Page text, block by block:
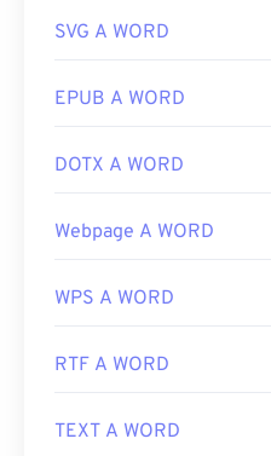
SVG A WORD
EPUB A WORD
DOTX A WORD
Webpage A WORD
WPS A WORD
RTF A WORD
TEXT A WORD